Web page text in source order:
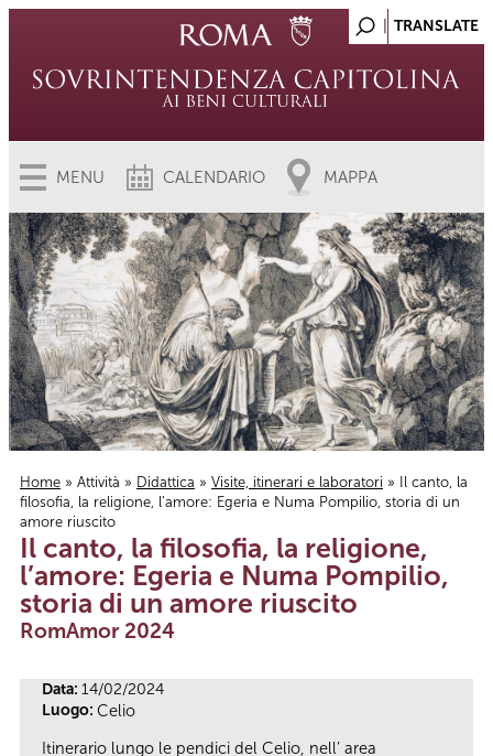
MENU CALENDARIO MAPPA
Tu sei qui
Home » Attività » Didattica » Visite, itinerari e laboratori » Il canto, la
filosofia, la religione, l’amore: Egeria e Numa Pompilio, storia di un
amore riuscito
Il canto, la filosofia, la religione,
l’amore: Egeria e Numa Pompilio,
storia di un amore riuscito
RomAmor 2024
Data: 14/02/2024
Luogo: Celio
Itinerario lungo le pendici del Celio, nell’ area